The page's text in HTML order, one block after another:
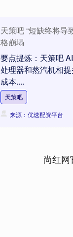
天策吧 “短缺终将
格崩塌
要点提炼：天策吧
处理器和蒸汽机相提
成本....
天策吧
来源：优速配资平台
尚红